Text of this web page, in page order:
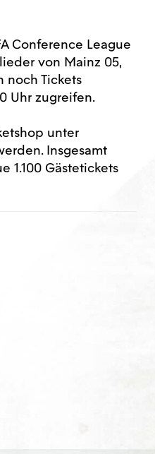
Conference League
von Mainz 05,
noch Tickets
Uhr zugreifen.
unter
Insgesamt
1.100 Gästetickets